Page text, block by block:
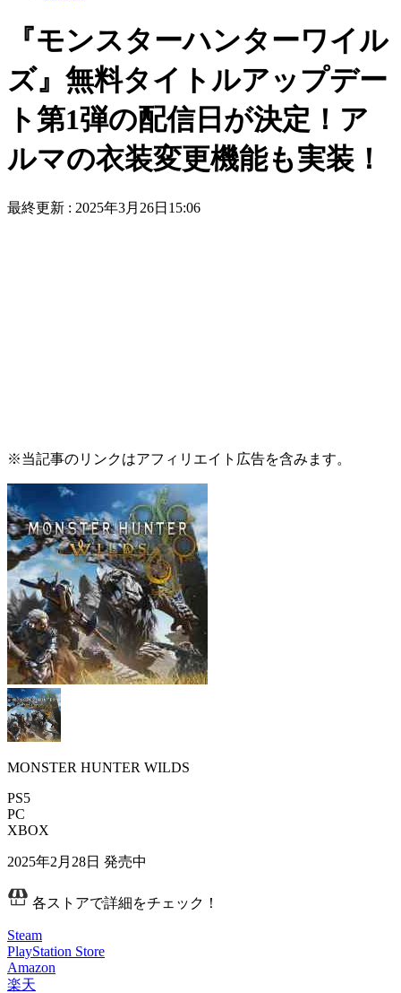
『モンスターハンターワイル
ズ』無料タイトルアップデー
ト第1弾の配信日が決定！ア
ルマの衣装変更機能も実装！
最終更新 : 2025年3月26日15:06
※当記事のリンクはアフィリエイト広告を含みます。
MONSTER HUNTER WILDS
PS5
PC
XBOX
2025年2月28日 発売中
各ストアで詳細をチェック！
Steam
PlayStation Store
Amazon
楽天